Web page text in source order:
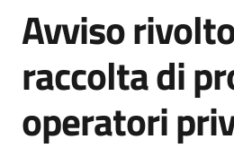
Vivere
Argelato
Salta al contenuto
Avviso
raccolta di
operatori